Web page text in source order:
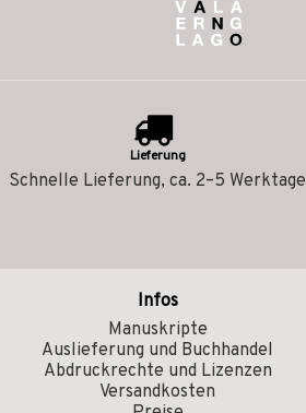
Lieferung
Schnelle Lieferung, ca. 2–5 Werktage
Infos
Manuskripte
Auslieferung und Buchhandel
Abdruckrechte und Lizenzen
Versandkosten